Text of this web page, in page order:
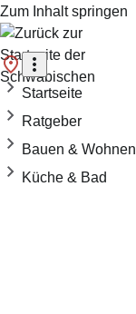
Zum Inhalt springen
Startseite
Ratgeber
Bauen & Wohnen
Küche & Bad